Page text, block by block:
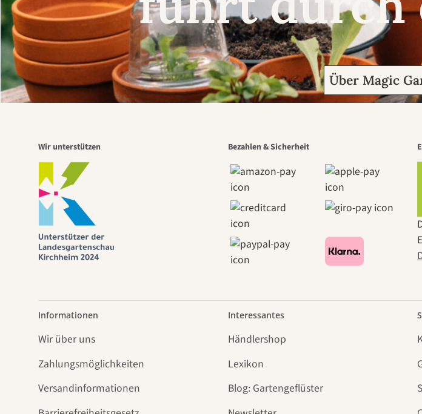
Über Magic
Wir unterstützen Bezahlen & Sicherheit
Informationen
Wir über uns
Zahlungsmöglichkeiten
Versandinformationen
Interessantes
Händlershop
Lexikon
Blog: Gartengeflüster